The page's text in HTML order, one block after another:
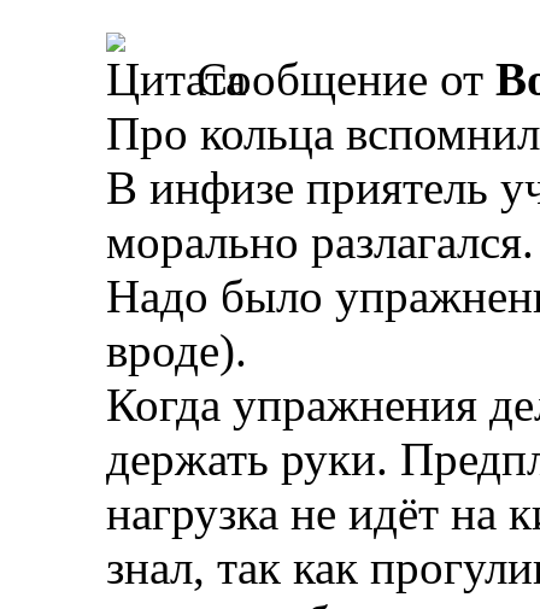
Сообщение от
Про кольца
В инфизе приятель
морально разлагался.
Надо было
вроде).
Когда упражнения
держать руки.
нагрузка не идёт на
знал, так как